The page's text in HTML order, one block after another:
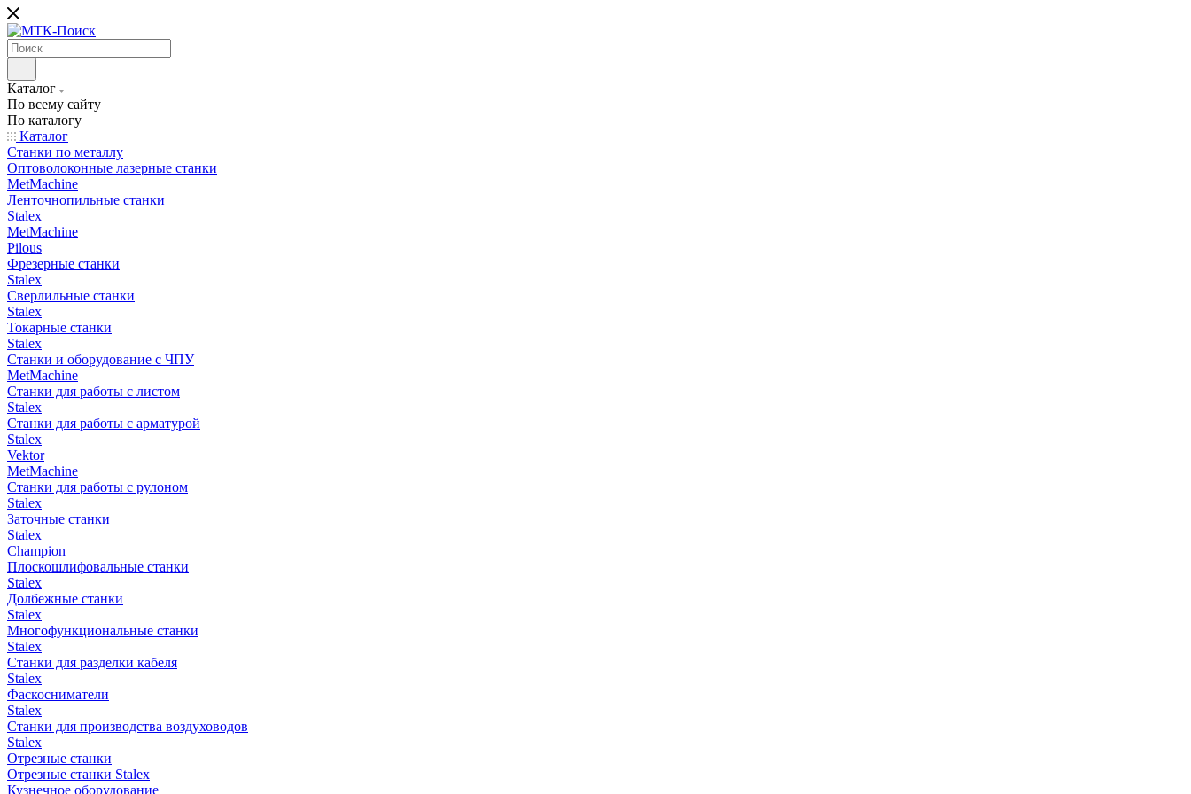
Каталог
По всему сайту
По каталогу
Каталог
Станки по металлу
Оптоволоконные лазерные станки
MetMachine
Ленточнопильные станки
Stalex
MetMachine
Pilous
Фрезерные станки
Stalex
Сверлильные станки
Stalex
Токарные станки
Stalex
Станки и оборудование с ЧПУ
MetMachine
Станки для работы с листом
Stalex
Станки для работы с арматурой
Stalex
Vektor
MetMachine
Станки для работы с рулоном
Stalex
Заточные станки
Stalex
Champion
Плоскошлифовальные станки
Stalex
Долбежные станки
Stalex
Многофункциональные станки
Stalex
Станки для разделки кабеля
Stalex
Фаскосниматели
Stalex
Станки для производства воздуховодов
Stalex
Отрезные станки
Отрезные станки Stalex
Кузнечное оборудование